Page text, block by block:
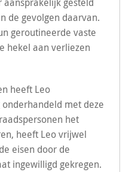
de gevolgen daarvan.
geroutineerde vaste
hekel aan verliezen
heeft Leo
met deze
het
heeft Leo vrijwel
eisen door de
ingewilligd gekregen.